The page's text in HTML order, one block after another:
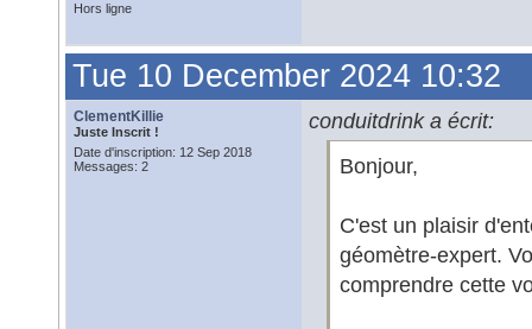
Hors ligne
Tue 10 December 2024 10:32
ClementKillie
Juste Inscrit !
Date d'inscription: 12 Sep 2018
Messages: 2
conduitdrink a écrit:
Bonjour,
C'est un plaisir
géomètre-expert.
comprendre cette